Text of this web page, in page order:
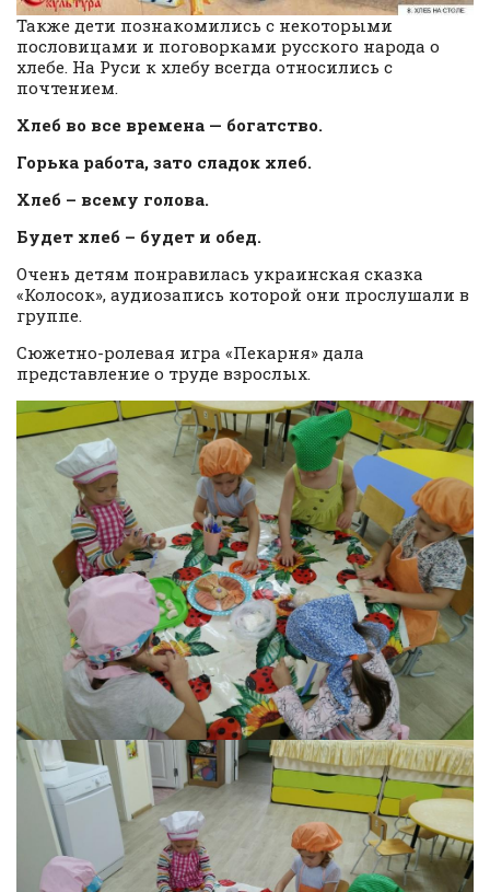
Также дети познакомились с некоторыми
пословицами и поговорками русского народа о
хлебе. На Руси к хлебу всегда относились с
почтением.
Хлеб во все времена — богатство.
Горька работа, зато сладок хлеб.
Хлеб – всему голова.
Будет хлеб – будет и обед.
Очень детям понравилась украинская сказка
«Колосок», аудиозапись которой они прослушали в
группе.
Сюжетно-ролевая игра «Пекарня» дала
представление о труде взрослых.